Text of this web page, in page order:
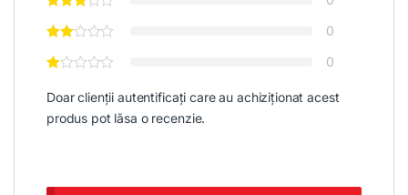
0
0
Doar clienții autentificați care au achiziționat acest
produs pot lăsa o recenzie.